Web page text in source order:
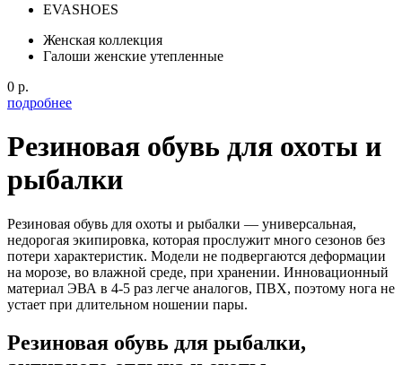
EVASHOES
Женская коллекция
Галоши женские утепленные
0 р.
подробнее
Резиновая обувь для охоты и
рыбалки
Резиновая обувь для охоты и рыбалки — универсальная,
недорогая экипировка, которая прослужит много сезонов без
потери характеристик. Модели не подвергаются деформации
на морозе, во влажной среде, при хранении. Инновационный
материал ЭВА в 4-5 раз легче аналогов, ПВХ, поэтому нога не
устает при длительном ношении пары.
Резиновая обувь для рыбалки,